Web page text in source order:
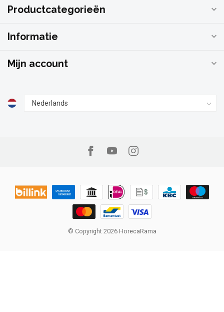
Productcategorieën
Informatie
Mijn account
© Copyright 2026 HorecaRama